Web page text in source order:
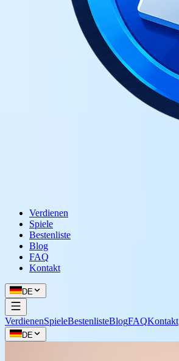
Verdienen
Spiele
Bestenliste
Blog
FAQ
Kontakt
DE
VerdienenSpieleBestenlisteBlogFAQKontakt
DE